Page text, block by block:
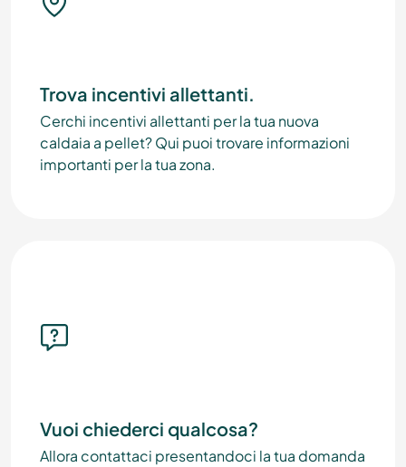
Trova incentivi allettanti.
Cerchi incentivi allettanti per la tua nuova
caldaia a pellet? Qui puoi trovare informazioni
importanti per la tua zona.
Vuoi chiederci qualcosa?
Allora contattaci presentandoci la tua domanda